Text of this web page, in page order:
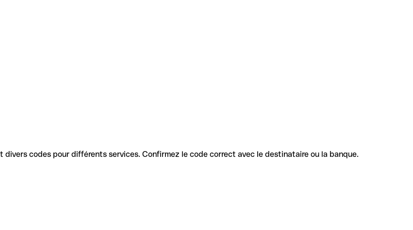
divers codes pour différents services. Confirmez le code correct avec le destinataire ou la banque.